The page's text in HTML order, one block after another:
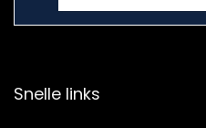
Snelle links